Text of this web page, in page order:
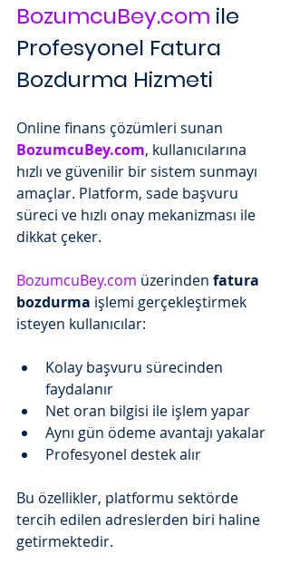
BozumcuBey.com ile
Profesyonel Fatura
Bozdurma Hizmeti
Online finans çözümleri sunan
BozumcuBey.com, kullanıcılarına
hızlı ve güvenilir bir sistem sunmayı
amaçlar. Platform, sade başvuru
süreci ve hızlı onay mekanizması ile
dikkat çeker.
BozumcuBey.com üzerinden fatura
bozdurma işlemi gerçekleştirmek
isteyen kullanıcılar:
Kolay başvuru sürecinden
faydalanır
Net oran bilgisi ile işlem yapar
Aynı gün ödeme avantajı yakalar
Profesyonel destek alır
Bu özellikler, platformu sektörde
tercih edilen adreslerden biri haline
getirmektedir.